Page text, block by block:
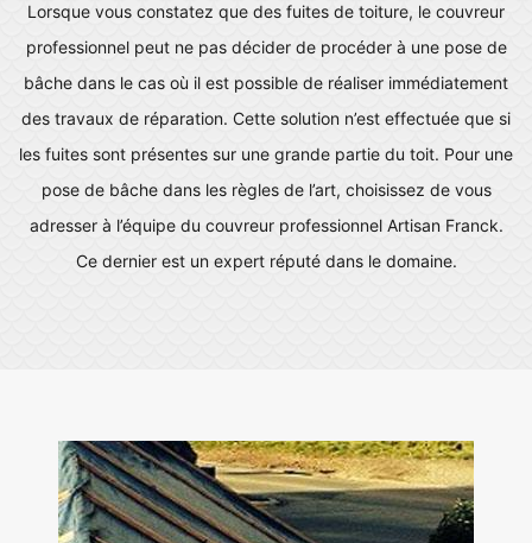
Lorsque vous constatez que des fuites de toiture, le couvreur
professionnel peut ne pas décider de procéder à une pose de
bâche dans le cas où il est possible de réaliser immédiatement
des travaux de réparation. Cette solution n’est effectuée que si
les fuites sont présentes sur une grande partie du toit. Pour une
pose de bâche dans les règles de l’art, choisissez de vous
adresser à l’équipe du couvreur professionnel Artisan Franck.
Ce dernier est un expert réputé dans le domaine.